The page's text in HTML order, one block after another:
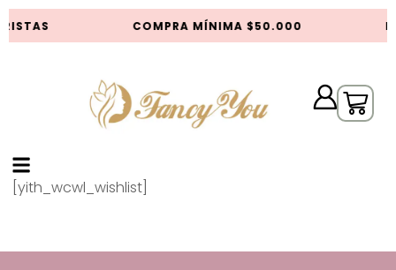
COMPRA MÍNIMA $50.000
[yith_wcwl_wishlist]